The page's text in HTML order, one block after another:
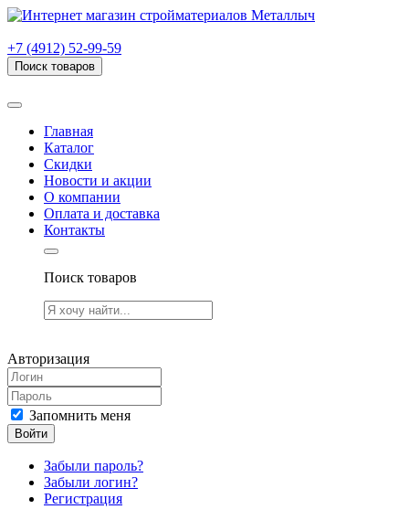
+7 (4912) 52-99-59
Поиск товаров
Главная
Каталог
Скидки
Новости и акции
О компании
Оплата и доставка
Контакты
Поиск товаров
Авторизация
Запомнить меня
Войти
Забыли пароль?
Забыли логин?
Регистрация